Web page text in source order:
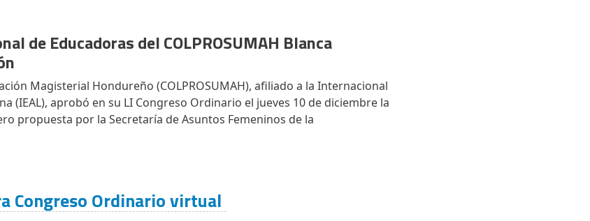
de Educadoras del COLPROSUMAH Blanca
Magisterial Hondureño (COLPROSUMAH), afiliado a la Internacional
(IEAL), aprobó en su LI Congreso Ordinario el jueves 10 de diciembre la
propuesta por la Secretaría de Asuntos Femeninos de la
Congreso Ordinario virtual